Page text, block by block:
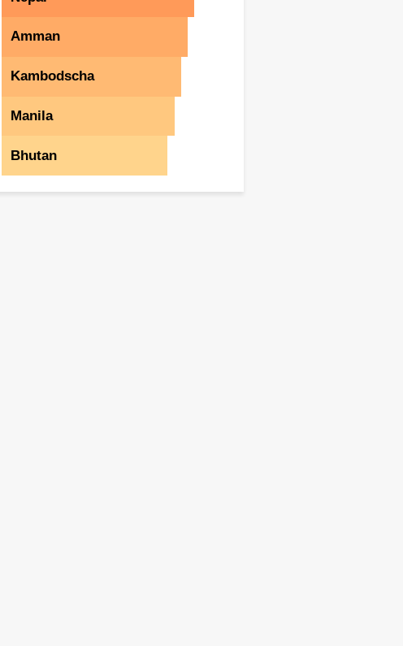
Amman
Kambodscha
Manila
Bhutan